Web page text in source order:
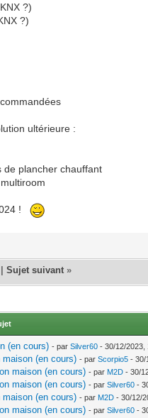
?)
?)
ultérieure :
de plancher chauffant
!
|Sujet suivant »
(en cours) - parSilver60 - 30/12/2023,
(en cours) - parScorpio5 - 30/
maison (en cours) - par M2D - 30/
maison (en cours) - parSilver60 -
(en cours) - par M2D - 30/12/
maison (en cours) - parSilver60 -